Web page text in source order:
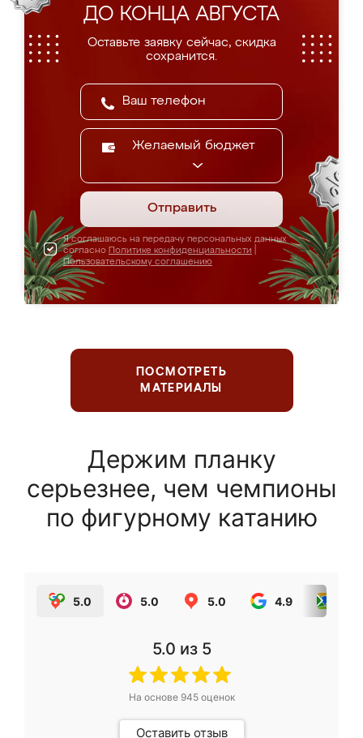
ДО КОНЦА АВГУСТА
Оставьте заявку сейчас, скидка
сохранится.
Желаемый бюджет
Отправить
Я соглашаюсь на передачу персональных данных
согласно Политике конфиденциальности
Пользовательскому соглашению
ПОСМОТРЕТЬ
МАТЕРИАЛЫ
Держим планку
серьезнее, чем чемпионы
по фигурному катанию
5.0 5.0 5.0 4.9
5.0 из 5
На основе 945оценок
Оставить отзыв